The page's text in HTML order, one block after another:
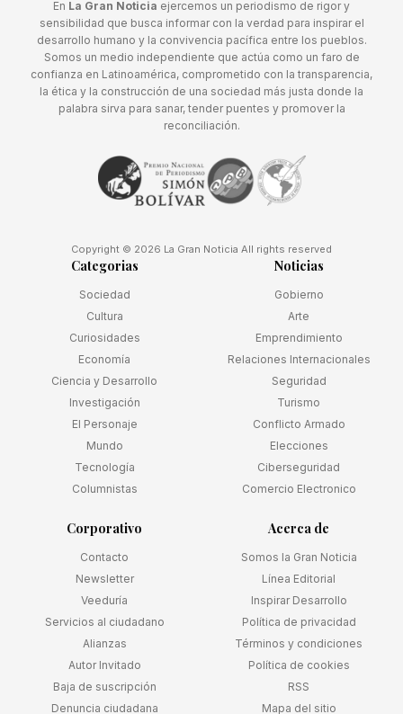
En La Gran Noticia ejercemos un periodismo de rigor y
sensibilidad que busca informar con la verdad para inspirar el
desarrollo humano y la convivencia pacífica entre los pueblos.
Somos un medio independiente que actúa como un faro de
confianza en Latinoamérica, comprometido con la transparencia,
la ética y la construcción de una sociedad más justa donde la
palabra sirva para sanar, tender puentes y promover la
reconciliación.
Copyright © 2026 La Gran Noticia All rights reserved
Categorias
Sociedad
Cultura
Curiosidades
Economía
Ciencia y Desarrollo
Investigación
El Personaje
Mundo
Tecnología
Columnistas
Noticias
Gobierno
Arte
Emprendimiento
Relaciones Internacionales
Seguridad
Turismo
Conflicto Armado
Elecciones
Ciberseguridad
Comercio Electronico
Corporativo
Contacto
Newsletter
Veeduría
Servicios al ciudadano
Alianzas
Autor Invitado
Baja de suscripción
Denuncia ciudadana
Acerca de
Somos la Gran Noticia
Línea Editorial
Inspirar Desarrollo
Política de privacidad
Términos y condiciones
Política de cookies
RSS
Mapa del sitio